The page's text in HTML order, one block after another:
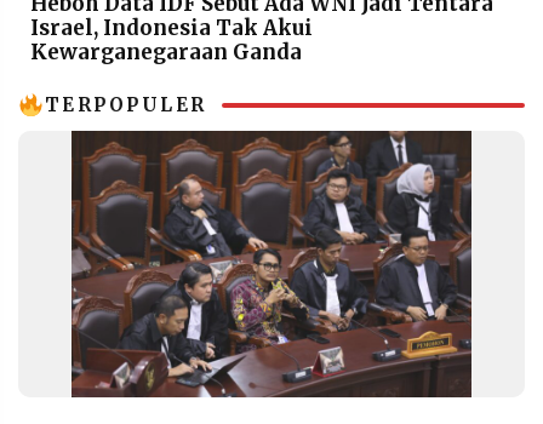
SERVICE
IKUTI
RESOLUSI
MEDIA
Israel, Indonesia Tak Akui
Kewarganegaraan Ganda
TERPOPULER